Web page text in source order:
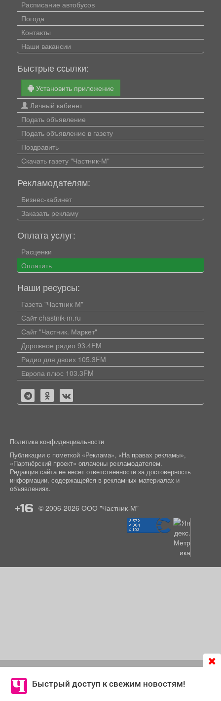
Быстрый доступ к свежим новостям!
согласие на обработку файлов cookie, которые
обеспечивают корректную работу сайта и сбора
Расписание автобусов
Погода
Контакты
Наши вакансии
Быстрые ссылки:
Установить приложение
Личный кабинет
Подать объявление
Подать объявление в газету
Поздравить
Скачать газету "Частник-М"
Рекламодателям:
Бизнес-кабинет
Заказать рекламу
Оплата услуг:
Расценки
Оплатить
Наши ресурсы:
Газета "Частник-М"
Сайт chastnik-m.ru
Сайт "Частник. Маркет"
Дорожное радио 93.4FM
Радио для двоих 105.3FM
Европа плюс 103.3FM
Политика конфиденциальности
Публикации с пометкой «Реклама», «На правах рекламы»,
«Партнёрский проект» оплачены рекламодателем.
Редакция сайта не несет ответственности за достоверность
информации, содержащейся в рекламных материалах и
объявлениях.
+16 © 2006-2026 ООО "Частник-М"